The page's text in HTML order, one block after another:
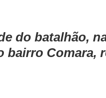
do batalhão,
bairro Comara,